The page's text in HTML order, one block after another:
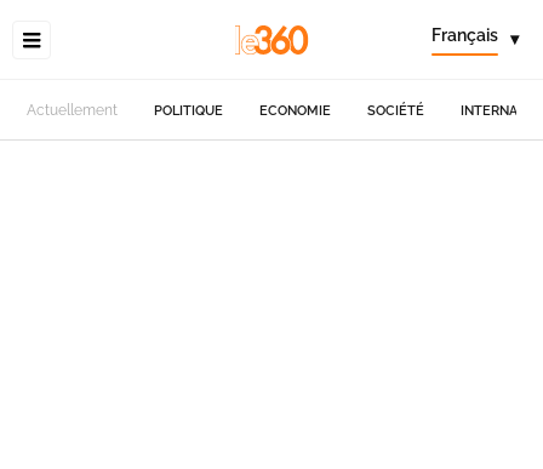
Français ▾
Actuellement POLITIQUE ECONOMIE SOCIÉTÉ